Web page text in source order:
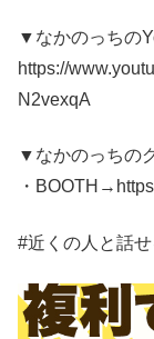
▼なかのっちの
https://
N2vexqA
▼なかのっちの
・
#近くの人と話